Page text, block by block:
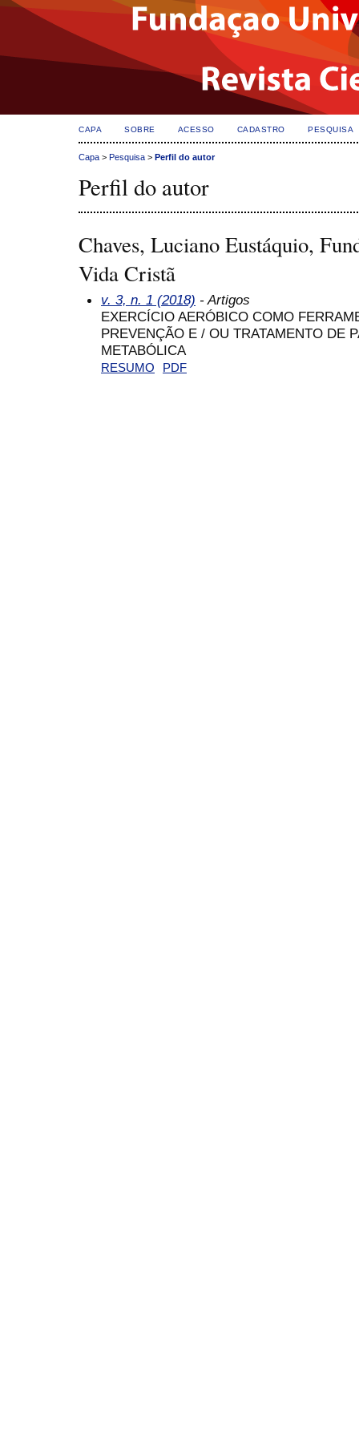
CAPA SOBRE ACESSO CADASTRO PESQUISA
Capa > Pesquisa > Perfil do autor
Perfil do autor
Chaves, Luciano Eustáquio,
Vida Cristã
v. 3, n. 1 (2018) - Artigos
EXERCÍCIO AERÓBICO COMO
PREVENÇÃO E / OU TRATAMENTO DE
METABÓLICA
RESUMO PDF